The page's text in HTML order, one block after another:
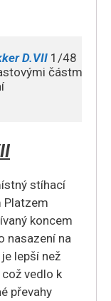
D.VII 1/48
částmi
stíhací
Platzem
koncem
nasazení na
lepší než
vedlo k
převahy